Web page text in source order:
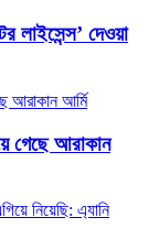
লাইসেন্স’ দেওয়া
গেছে আরাকান